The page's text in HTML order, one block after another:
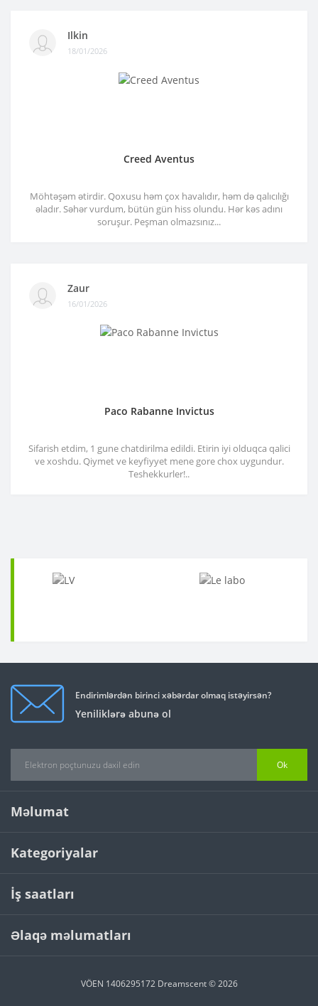
Ilkin
18/01/2026
Creed Aventus
Möhtəşəm ətirdir. Qoxusu həm çox havalıdır, həm də qalıcılığı
əladır. Səhər vurdum, bütün gün hiss olundu. Hər kəs adını
soruşur. Peşman olmazsınız...
Zaur
16/01/2026
Paco Rabanne Invictus
Sifarish etdim, 1 gune chatdirilma edildi. Etirin iyi olduqca qalici
ve xoshdu. Qiymet ve keyfiyyet mene gore chox uygundur.
Teshekkurler!..
Endirimlərdən birinci xəbərdar olmaq istəyirsən?
Yeniliklərə abunə ol
Ok
Məlumat
Kategoriyalar
İş saatları
Əlaqə məlumatları
VÖEN 1406295172 Dreamscent © 2026